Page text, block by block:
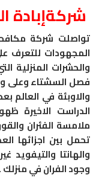
شركةإبادة
تواصلت شركة
المجهودات للتعرف
والحشرات المنزلية
فصل السشتاء وعلى
والاوبئة في العالم
الدراست الاخيرة
ملامسة الفئران
تحمل بين اجزائها
والهانتا والتيفويد
وجود الفران في منزلك .